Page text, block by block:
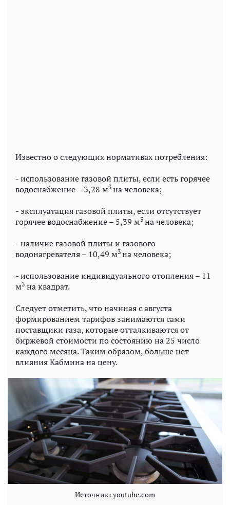
Известно о следующих нормативах потребления:
- использование газовой плиты, если есть горячее
водоснабжение – 3,28 м3 на человека;
- эксплуатация газовой плиты, если отсутствует
горячее водоснабжение – 5,39 м3 на человека;
- наличие газовой плиты и газового
водонагревателя – 10,49 м3 на человека;
- использование индивидуального отопления – 11
м3 на квадрат.
Следует отметить, что начиная с августа
формированием тарифов занимаются сами
поставщики газа, которые отталкиваются от
биржевой стоимости по состоянию на 25 число
каждого месяца. Таким образом, больше нет
влияния Кабмина на цену.
Источник: youtube.com